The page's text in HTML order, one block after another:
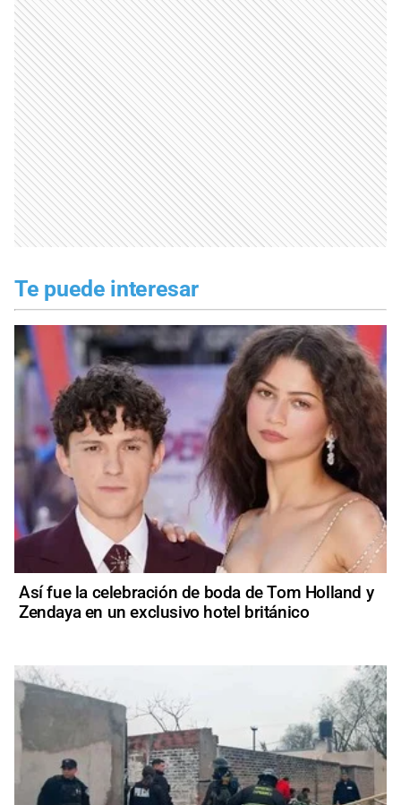
Te puede interesar
Así fue la celebración de boda de Tom Holland y
Zendaya en un exclusivo hotel británico